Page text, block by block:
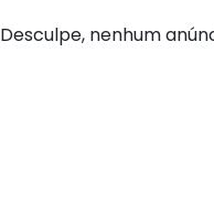
Desculpe, nenhum